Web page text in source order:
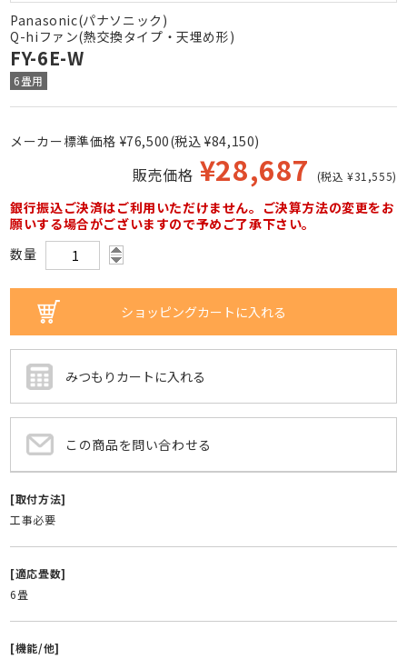
Panasonic(パナソニック)
Q-hiファン(熱交換タイプ・天埋め形)
FY-6E-W
6畳用
メーカー標準価格 ¥76,500(税込 ¥84,150)
販売価格 ¥28,687 (税込 ¥31,555)
銀行振込ご決済はご利用いただけません。ご決算方法の変更をお
願いする場合がございますので予めご了承下さい。
数量
この商品を問い合わせる
[取付方法]
工事必要
[適応畳数]
6畳
[機能/他]